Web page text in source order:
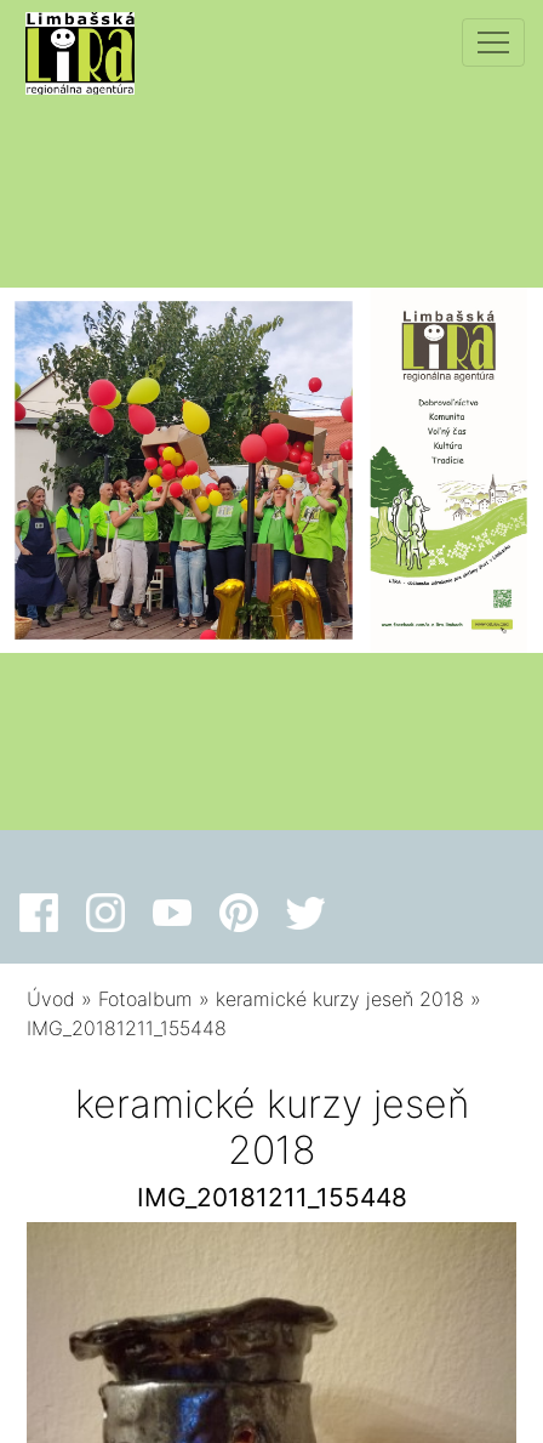
Úvod » Fotoalbum » keramické kurzy jeseň 2018 »
IMG_20181211_155448
keramické kurzy jeseň
2018
IMG_20181211_155448